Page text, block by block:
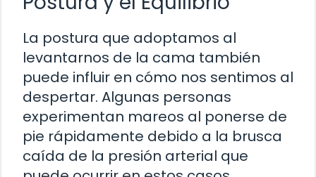
La postura que adoptamos al
levantarnos de la cama también
puede influir en cómo nos sentimos al
despertar. Algunas personas
experimentan mareos al ponerse de
pie rápidamente debido a la brusca
caída de la presión arterial que